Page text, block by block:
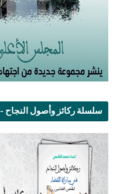
سلسلة ركائز وأصول النجاح - 10 اجزاء - القضاء المحاماة ...